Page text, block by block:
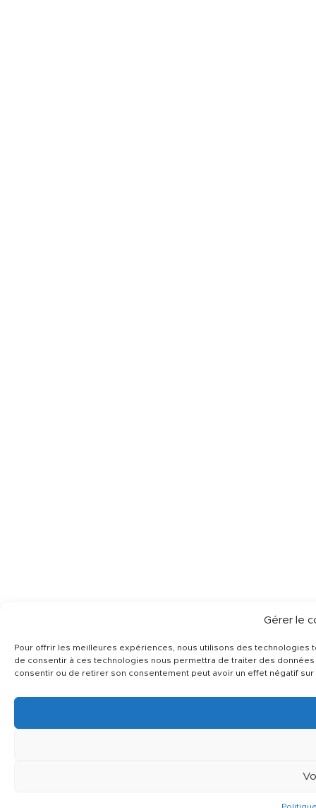
Gérer le
Pour offrir les meilleures expériences, nous utilisons des
de consentir à ces technologies nous permettra de traiter des
consentir ou de retirer son consentement peut avoir un effet négatif